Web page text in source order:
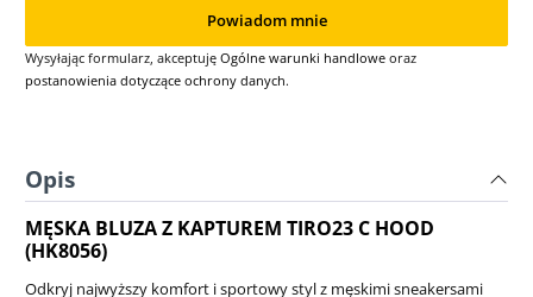
Powiadom mnie
Wysyłając formularz, akceptuję Ogólne warunki handlowe oraz
postanowienia dotyczące ochrony danych.
Opis
MĘSKA BLUZA Z KAPTUREM TIRO23 C HOOD
(HK8056)
Odkryj najwyższy komfort i sportowy styl z męskimi sneakersami